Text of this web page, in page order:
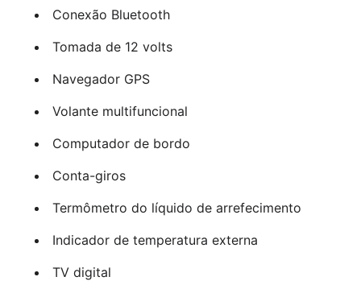
Conexão Bluetooth
Tomada de 12 volts
Navegador GPS
Volante multifuncional
Computador de bordo
Conta-giros
Termômetro do líquido de arrefecimento
Indicador de temperatura externa
TV digital